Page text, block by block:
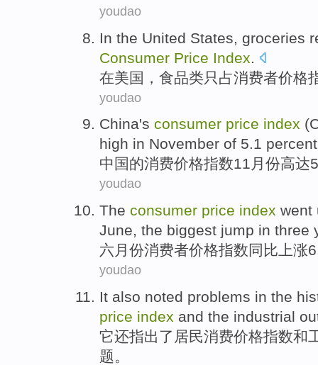
youdao
In the United States
groceries
Consumer Price Index
在美国 ， 食品类只 占消费者价格
youdao
China's consumer price index
high in November of 5.1
中国的消费价格指数11月份高达
youdao
The consumer price index went
June, the biggest jump in three
六月份消费者价格指数同比 上涨
youdao
It also noted problems in the
price index and the industrial
它还指出了 居民消费价格指数和
题。